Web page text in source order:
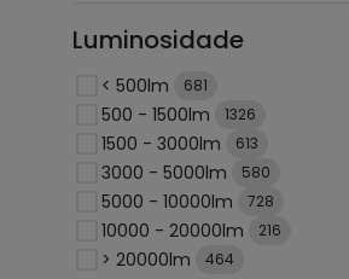
Luminosidade
< 500lm 681
500 - 1500lm 1326
1500 - 3000lm 613
3000 - 5000lm 580
5000 - 10000lm 728
10000 - 20000lm 216
> 20000lm 464